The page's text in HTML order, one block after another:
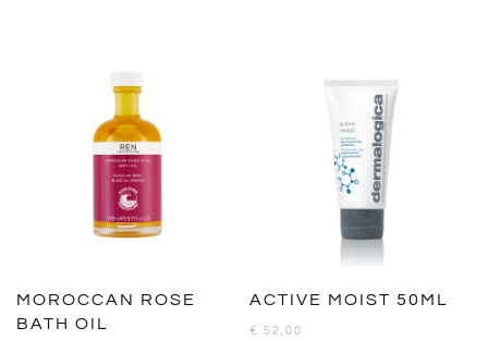
MOROCCAN ROSE
BATH OIL
ACTIVE MOIST 50ML
€ 52,00